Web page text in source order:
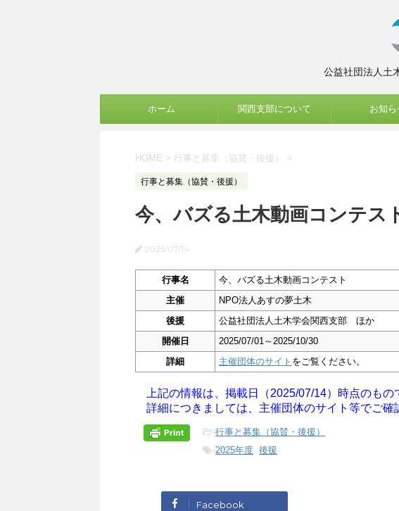
公益社団法人土
ホーム 関西支部について お知ら
HOME > 行事と募集（協賛・後援） >
行事と募集（協賛・後援）
今、バズる土木動画コンテス
2025/07/14
行事名
今、バズる土木動画コンテスト
主催
NPO法人あすの夢土木
後援
公益社団法人土木学会関西支部 ほか
開催日
2025/07/01～2025/10/30
詳細
主催団体のサイト をご覧ください。
上記の情報は、掲載日（2025/07/14）時点のもの
詳細につきましては、主催団体のサイト等でご確
-行事と募集（協賛・後援）
-2025年度, 後援
Facebook